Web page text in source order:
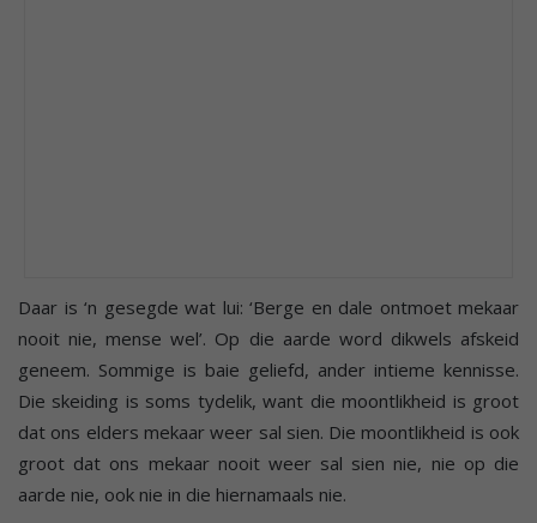
Daar is ‘n gesegde wat lui: ‘Berge en dale ontmoet mekaar
nooit nie, mense wel’. Op die aarde word dikwels afskeid
geneem. Sommige is baie geliefd, ander intieme kennisse.
Die skeiding is soms tydelik, want die moontlikheid is groot
dat ons elders mekaar weer sal sien. Die moontlikheid is ook
groot dat ons mekaar nooit weer sal sien nie, nie op die
aarde nie, ook nie in die hiernamaals nie.